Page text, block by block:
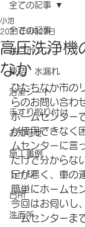
全ての記事
井戸ポンプ
凍結 水漏れ
浴室シート
手すり取り付け
お知らせ
施工事例
トイレ
台所
洗面所
全ての記事
高圧洗浄
なか
小池
2021年9月22日
ひたちなか市の
らのお問い合わ
ホームセンター
が使用できなく
ムセンターに言
だけで分からな
足が悪く、車の
簡単にホームセ
今回はお伺いし
ームセンターま